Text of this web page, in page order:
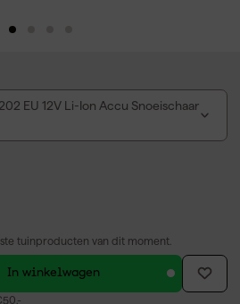
EU 12V Li-Ion Accu Snoeischaar
tuinproducten van dit moment.
In winkelwagen